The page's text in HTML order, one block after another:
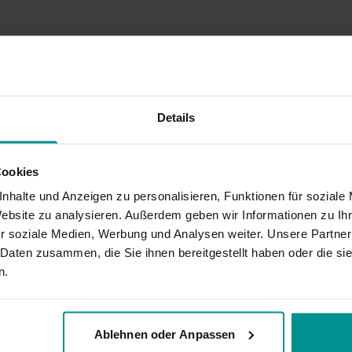
Details
und Anzeigen zu personalisieren, Funktionen für soziale
zu analysieren. Außerdem geben wir Informationen zu
soziale Medien, Werbung und Analysen weiter. Unsere
zusammen, die Sie ihnen bereitgestellt haben oder die
Ablehnen oder Anpassen
Yogaraum von der Berghütte. Namaste
von Patricia, der inspierierende Yogatalk, die angenehme